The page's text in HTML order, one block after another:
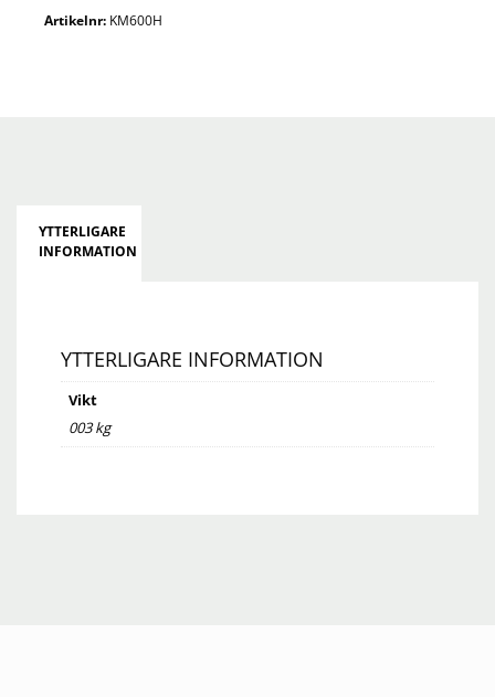
Artikelnr: KM600H
YTTERLIGARE
INFORMATION
YTTERLIGARE INFORMATION
Vikt
003 kg